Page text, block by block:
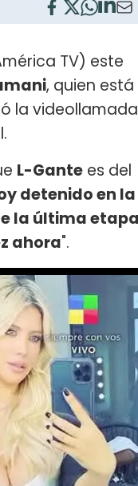
TV) este
, quien está
la videollamada
L-Gante es del
detenido en la
la última
ahora".